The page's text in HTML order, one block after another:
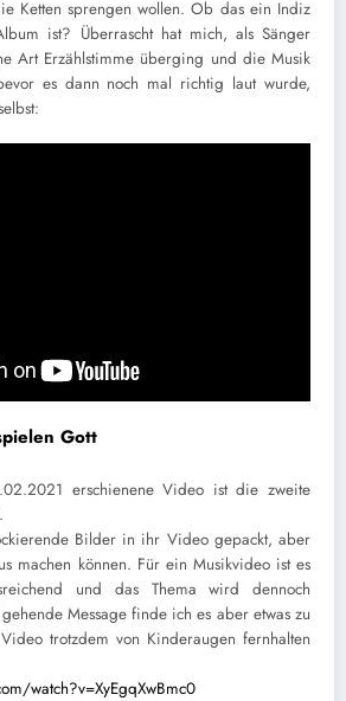
Ketten sprengen wollen. Ob das ein Indiz
ist? Überrascht hat mich, als Sänger
Art Erzählstimme überging und die Musik
es dann noch mal richtig laut wurde,
Gott
erschienene Video ist die zweite
Bilder in ihr Video gepackt, aber
machen können. Für ein Musikvideo ist es
und das Thema wird dennoch
Message finde ich es aber etwas zu
trotzdem von Kinderaugen fernhalten
watch?v=XyEgqXwBmc0